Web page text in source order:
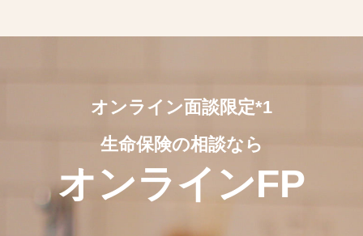
オンライン面談限定*1
生命保険の相談なら
オンラインFP